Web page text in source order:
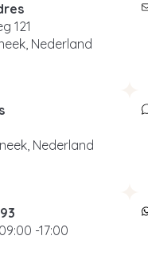
121
Nederland
Nederland
-17:00